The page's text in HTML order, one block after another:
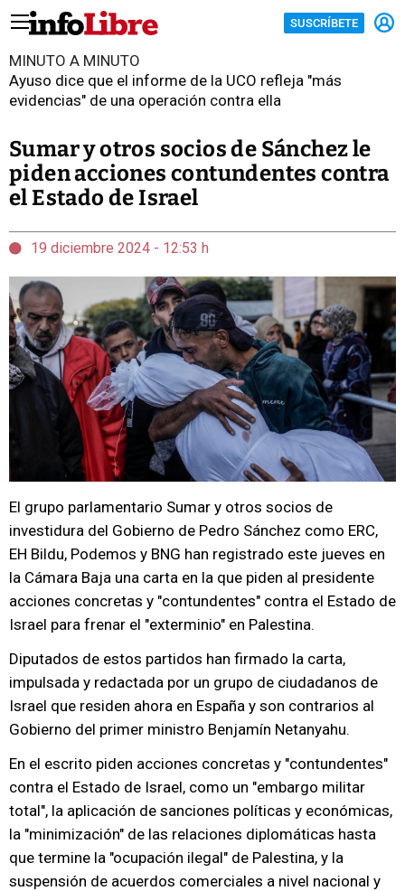
SUSCRÍBETE
MINUTO A MINUTO
Ayuso dice que el informe de la UCO refleja "más
evidencias" de una operación contra ella
Sumar y otros socios de Sánchez le
piden acciones contundentes contra
el Estado de Israel
19 diciembre 2024 - 12:53 h
El grupo parlamentario Sumar y otros socios de
investidura del Gobierno de Pedro Sánchez como ERC,
EH Bildu, Podemos y BNG han registrado este jueves en
la Cámara Baja una carta en la que piden al presidente
acciones concretas y "contundentes" contra el Estado de
Israel para frenar el "exterminio" en Palestina.
Diputados de estos partidos han firmado la carta,
impulsada y redactada por un grupo de ciudadanos de
Israel que residen ahora en España y son contrarios al
Gobierno del primer ministro Benjamín​ Netanyahu.
En el escrito piden acciones concretas y "contundentes"
contra el Estado de Israel, como un "embargo militar
total", la aplicación de sanciones políticas y económicas,
la "minimización" de las relaciones diplomáticas hasta
que termine la "ocupación ilegal" de Palestina, y la
suspensión de acuerdos comerciales a nivel nacional y